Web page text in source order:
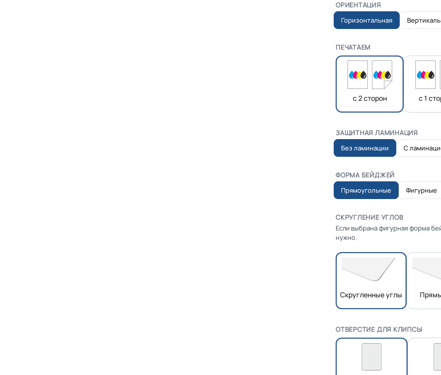
ОРИЕНТАЦИЯ
Горизонтальная
ПЕЧАТАЕМ
с 2 сторон с 1
ЗАЩИТНАЯ ЛАМИНАЦИЯ
Без ламинации
С
ФОРМА БЕЙДЖЕЙ
Прямоугольные
Фигурные
СКРУГЛЕНИЕ УГЛОВ
Если выбрана фигурная форма
нужно.
Скругленные углы
ОТВЕРСТИЕ ДЛЯ КЛИПСЫ